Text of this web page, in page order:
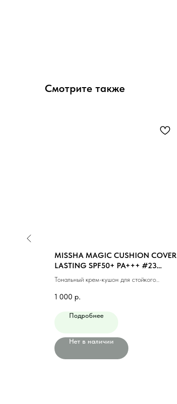
Смотрите также
MISSHA MAGIC CUSHION COVER
LASTING SPF50+ PA+++ #23
MEDIUM BEIGE (15ml)
Тональный крем-кушон для стойкого
1 000 р.
Подробнее
Нет в наличии